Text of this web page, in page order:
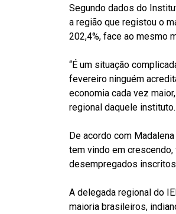
Segundo dados do
a região que registou o
202,4%, face ao mesmo
“É um situação
fevereiro ninguém
economia cada vez
regional daquele instituto.
De acordo com
tem vindo em
desempregados inscritos
A delegada regional do
maioria brasileiros,